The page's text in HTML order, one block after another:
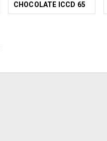
CHOCOLATE ICCD 65